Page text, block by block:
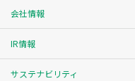
会社情報
IR情報
サステナビリティ